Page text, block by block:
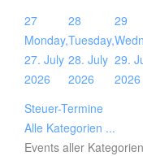
27
Monday,
27. July
2026
28
Tuesday,
28. July
2026
29
29.
2026
Steuer-Termine
Alle Kategorien ...
Events aller